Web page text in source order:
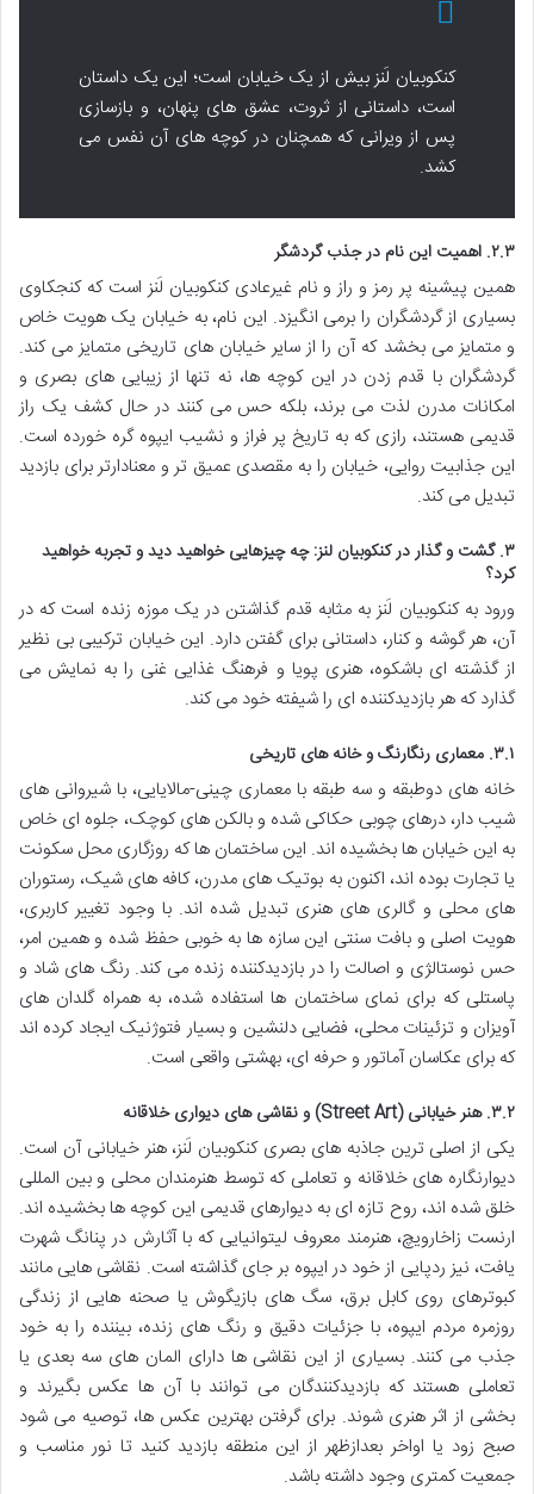
کنکوبیان لَنز بیش از یک خیابان است؛ این یک داستان
است، داستانی از ثروت، عشق های پنهان، و بازسازی
پس از ویرانی که همچنان در کوچه های آن نفس می
کشد.
۲.۳. اهمیت این نام در جذب گردشگر
همین پیشینه پر رمز و راز و نام غیرعادی کنکوبیان لَنز است که کنجکاوی
بسیاری از گردشگران را برمی انگیزد. این نام، به خیابان یک هویت خاص
و متمایز می بخشد که آن را از سایر خیابان های تاریخی متمایز می کند.
گردشگران با قدم زدن در این کوچه ها، نه تنها از زیبایی های بصری و
امکانات مدرن لذت می برند، بلکه حس می کنند در حال کشف یک راز
قدیمی هستند، رازی که به تاریخ پر فراز و نشیب ایپوه گره خورده است.
این جذابیت روایی، خیابان را به مقصدی عمیق تر و معنادارتر برای بازدید
تبدیل می کند.
۳. گشت و گذار در کنکوبیان لنز: چه چیزهایی خواهید دید و تجربه خواهید
کرد؟
ورود به کنکوبیان لَنز به مثابه قدم گذاشتن در یک موزه زنده است که در
آن، هر گوشه و کنار، داستانی برای گفتن دارد. این خیابان ترکیبی بی نظیر
از گذشته ای باشکوه، هنری پویا و فرهنگ غذایی غنی را به نمایش می
گذارد که هر بازدیدکننده ای را شیفته خود می کند.
۳.۱. معماری رنگارنگ و خانه های تاریخی
خانه های دوطبقه و سه طبقه با معماری چینی-مالایایی، با شیروانی های
شیب دار، درهای چوبی حکاکی شده و بالکن های کوچک، جلوه ای خاص
به این خیابان ها بخشیده اند. این ساختمان ها که روزگاری محل سکونت
یا تجارت بوده اند، اکنون به بوتیک های مدرن، کافه های شیک، رستوران
های محلی و گالری های هنری تبدیل شده اند. با وجود تغییر کاربری،
هویت اصلی و بافت سنتی این سازه ها به خوبی حفظ شده و همین امر،
حس نوستالژی و اصالت را در بازدیدکننده زنده می کند. رنگ های شاد و
پاستلی که برای نمای ساختمان ها استفاده شده، به همراه گلدان های
آویزان و تزئینات محلی، فضایی دلنشین و بسیار فتوژنیک ایجاد کرده اند
که برای عکاسان آماتور و حرفه ای، بهشتی واقعی است.
۳.۲. هنر خیابانی (Street Art) و نقاشی های دیواری خلاقانه
یکی از اصلی ترین جاذبه های بصری کنکوبیان لَنز، هنر خیابانی آن است.
دیوارنگاره های خلاقانه و تعاملی که توسط هنرمندان محلی و بین المللی
خلق شده اند، روح تازه ای به دیوارهای قدیمی این کوچه ها بخشیده اند.
ارنست زاخارویچ، هنرمند معروف لیتوانیایی که با آثارش در پنانگ شهرت
یافت، نیز ردپایی از خود در ایپوه بر جای گذاشته است. نقاشی هایی مانند
کبوترهای روی کابل برق، سگ های بازیگوش یا صحنه هایی از زندگی
روزمره مردم ایپوه، با جزئیات دقیق و رنگ های زنده، بیننده را به خود
جذب می کنند. بسیاری از این نقاشی ها دارای المان های سه بعدی یا
تعاملی هستند که بازدیدکنندگان می توانند با آن ها عکس بگیرند و
بخشی از اثر هنری شوند. برای گرفتن بهترین عکس ها، توصیه می شود
صبح زود یا اواخر بعدازظهر از این منطقه بازدید کنید تا نور مناسب و
جمعیت کمتری وجود داشته باشد.